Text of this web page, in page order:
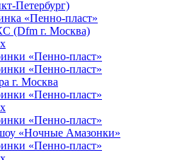
Петербург)
«Пенно-пласт»
(Dfm г. Москва)
«Пенно-пласт»
«Пенно-пласт»
г. Москва
«Пенно-пласт»
«Пенно-пласт»
«Ночные Амазонки»
«Пенно-пласт»